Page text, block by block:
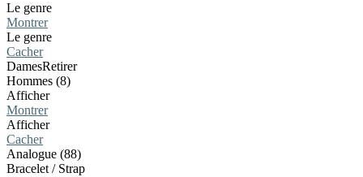
Le genre
Montrer
Le genre
Cacher
DamesRetirer
Hommes (8)
Afficher
Montrer
Afficher
Cacher
Analogue (88)
Bracelet / Strap